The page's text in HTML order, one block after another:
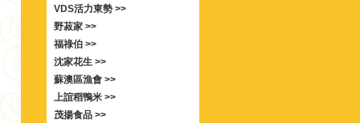
VDS活力東勢 >>
野菽家 >>
福祿伯 >>
沈家花生 >>
蘇澳區漁會 >>
上誼稻鴨米 >>
茂揚食品 >>